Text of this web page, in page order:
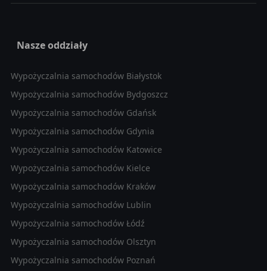
Nasze oddziały
Wypożyczalnia samochodów Białystok
Wypożyczalnia samochodów Bydgoszcz
Wypożyczalnia samochodów Gdańsk
Wypożyczalnia samochodów Gdynia
Wypożyczalnia samochodów Katowice
Wypożyczalnia samochodów Kielce
Wypożyczalnia samochodów Kraków
Wypożyczalnia samochodów Lublin
Wypożyczalnia samochodów Łódź
Wypożyczalnia samochodów Olsztyn
Wypożyczalnia samochodów Poznań